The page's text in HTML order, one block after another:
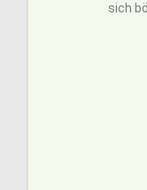
sich